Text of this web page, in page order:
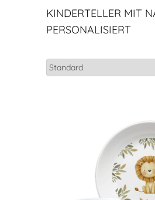
KINDERTELLER MIT
PERSONALISIERT